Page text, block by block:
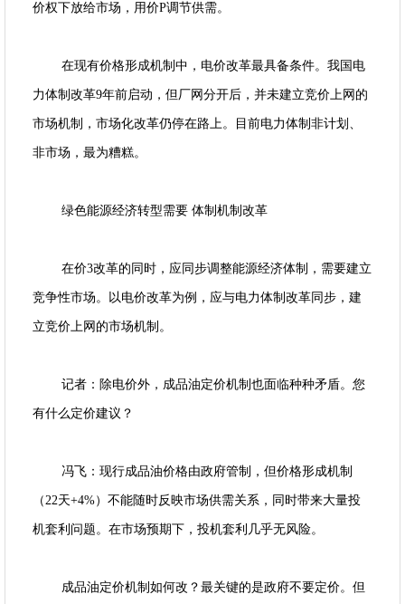
价权下放给市场，用价P调节供需。
在现有价格形成机制中，电价改革最具备条件。我国电
力体制改革9年前启动，但厂网分开后，并未建立竞价上网的
市场机制，市场化改革仍停在路上。目前电力体制非计划、
非市场，最为糟糕。
绿色能源经济转型需要 体制机制改革
在价3改革的同时，应同步调整能源经济体制，需要建立
竞争性市场。以电价改革为例，应与电力体制改革同步，建
立竞价上网的市场机制。
记者：除电价外，成品油定价机制也面临种种矛盾。您
有什么定价建议？
冯飞：现行成品油价格由政府管制，但价格形成机制
（22天+4%）不能随时反映市场供需关系，同时带来大量投
机套利问题。在市场预期下，投机套利几乎无风险。
成品油定价机制如何改？最关键的是政府不要定价。但